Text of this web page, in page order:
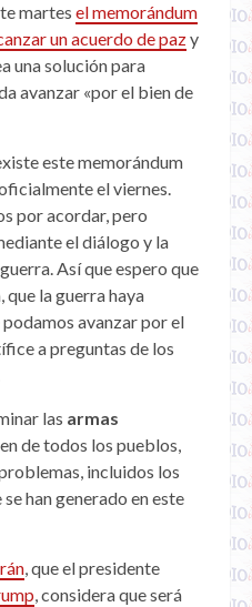
martes el memorándum
un acuerdo de pazy
una solución para
avanzar «por el bien de
este memorándum
el viernes.
por acordar, pero
el diálogo y la
Así que espero que
que la guerra haya
avanzar por el
a preguntas de los
las armas
de todos los pueblos,
incluidos los
han generado en este
, que el presidente
, considera que será